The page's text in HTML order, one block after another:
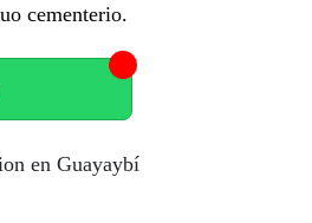
cementerio.
en Guayaybí